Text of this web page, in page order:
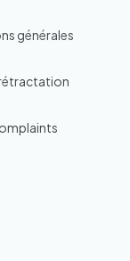
générales